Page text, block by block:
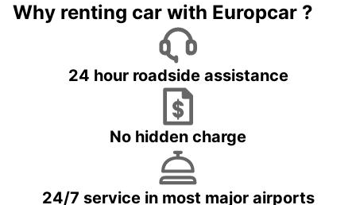
Why renting car with Europcar ?
24 hour roadside assistance
No hidden charge
24/7 service in most major airports